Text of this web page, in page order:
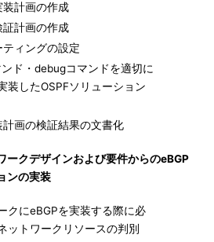
装計画の作成
証計画の作成
ティングの設定
ド・debugコマンドを適切に
装したOSPFソリューション
計画の検証結果の文書化
ークデザインおよび要件からのeBGP
ンの実装
クにeBGPを実装する際に必
ットワークリソースの判別